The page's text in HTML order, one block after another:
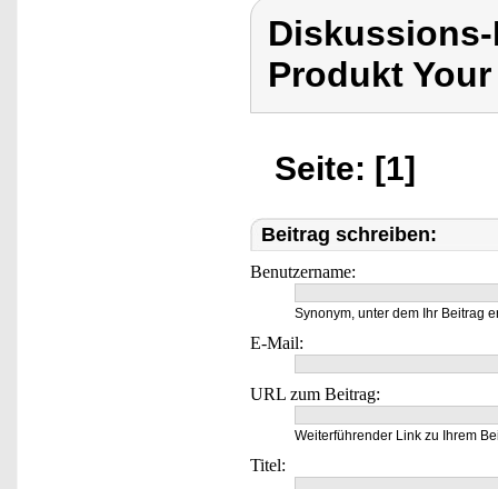
Produkt
Seite: [1]
Beitrag schreiben:
Benutzername:
Synonym, unter dem Ihr Beitrag
E-Mail:
URL zum Beitrag:
Weiterführender Link zu Ihrem
Titel: